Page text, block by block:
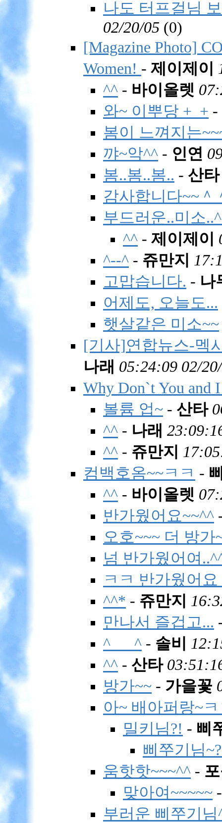
나도 터프걸님
02/20/05 (0)
[Magazine Photo]
Women! - 제이제이
^^ - 바이올렛
와~ 이뿌당 +_+ -
봄이 느껴지는
꺄~악^^ - 인연
봄..봄..봄.. - 산타
감사합니다~~＾
부드러운..미소
^^ - 제이제이
^--^ - 쥬만지
고맙습니다. - 나
어제도, 오늘도...
햇살같은 미소~~
[기사]연합뉴스-멕
나래 05:24:09 02/
Why Don`t You and
볼륨 업~ - 산타
^^ - 나래
^^ - 쥬만지
컴백호옴~~ㅋㅋ -
^^ - 바이올렛
반가웠어요~~^^
오호~~~ 더 방가
넘 반가웠어여
ㅋㅋ 반가웠어요
^^* - 쥬만지
만나서 즐겁고...
^___^ - 솔비
^^ - 산타
방가~~ - 가을꽃
아~ 배아퍼랑~
밀키님?! - 삐
삐쭈기님
움핫핫~~~^^ -
맞아여~~~~~
부러운 삐쭈기님